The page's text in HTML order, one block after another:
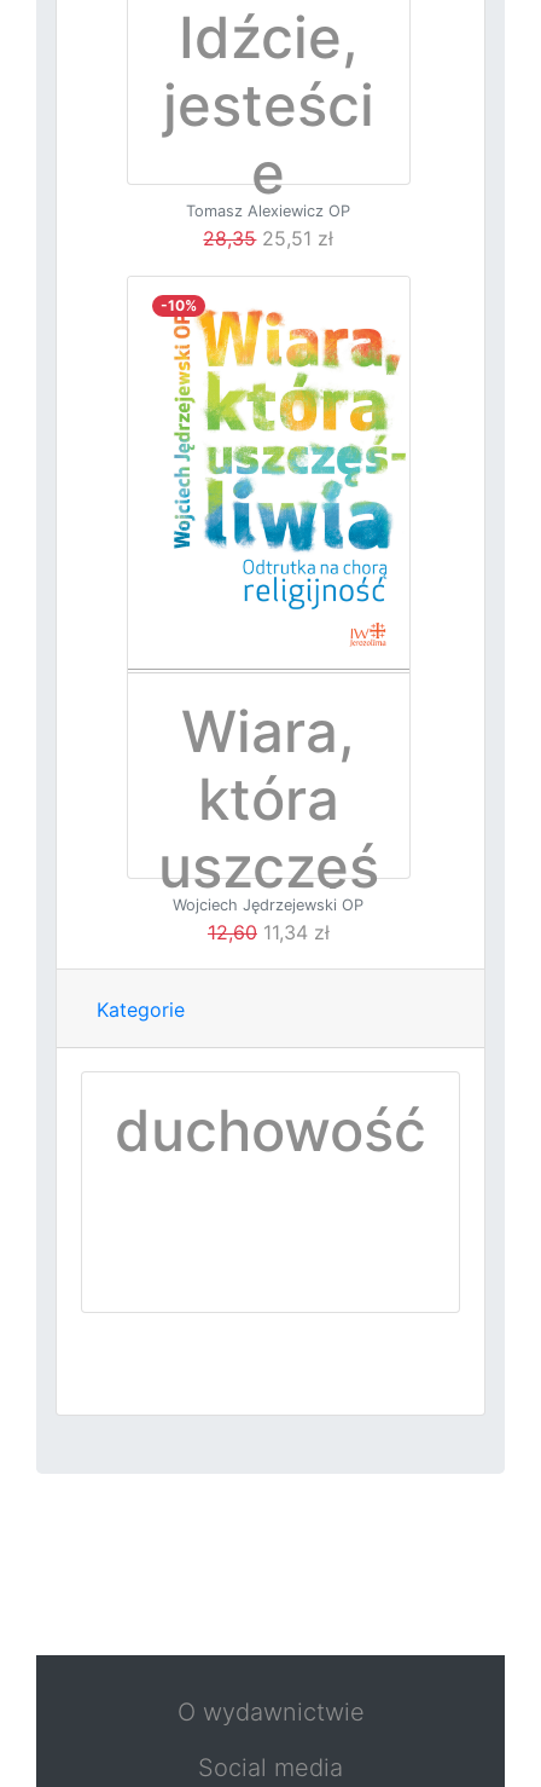
Idźcie,
jesteści
e
posłani
Tomasz Alexiewicz OP
28,3525,51 zł
-10%
Wiara,
która
uszczęś
liwia
Wojciech Jędrzejewski OP
12,6011,34 zł
Kategorie
duchowość
O wydawnictwie
Social media